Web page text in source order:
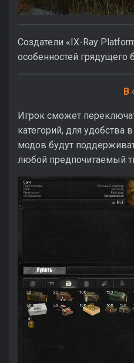
Создатели «IX-Ray
особенностей
В
Игрок сможет
категорий, для удобства
модов будут
любой предпочитаемый